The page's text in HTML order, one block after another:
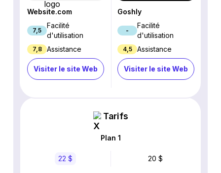
Website.com
7,5
Facilité
d'utilisation
7,8 Assistance
Visiter le site Web
Goshly
-
Facilité
d'utilisation
4,5 Assistance
Visiter le site Web
Tarifs
Plan 1
22 $ 20 $